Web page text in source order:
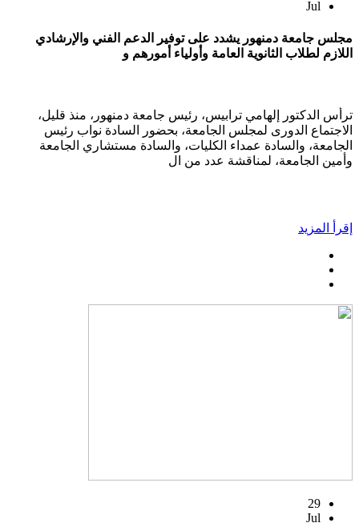
Jul
مجلس جامعة دمنهور يشدد على توفير الدعم الفني والإرشادي
اللازم لطلاب الثانوية العامة وأولياء أمورهم و
ترأس الدكتور إلهامي ترابيس، رئيس جامعة دمنهور، منذ قليل،
الاجتماع الدورى لمجلس الجامعة، بحضور السادة نواب رئيس
الجامعة، والسادة عمداء الكليات، والسادة مستشاري الجامعة
وأمين الجامعة، لمناقشة عدد من ال
إقرأ المزيد
29
Jul